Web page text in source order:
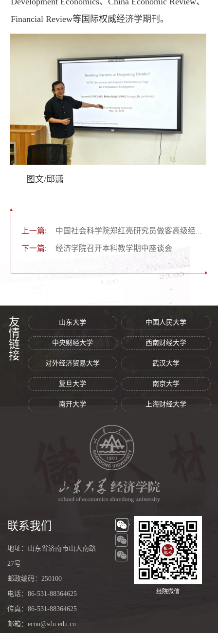
Financial Review等国际权威经济学期刊。
图文/邱潇
上一篇: 中国社会科学院郑红亮研究员做客高级经济学讲座
下一篇: 经济学院召开本科教学期中座谈会
友情链接 山东大学 中国人民大学
中央财经大学 西南财经大学
对外经济贸易大学 武汉大学
复旦大学 南京大学
南开大学 上海财经大学
联系我们
地址：山东省济南市山大南路
27号
邮政编码：250100
电话：86-531-88364625
传真：86-531-88364625
邮箱：econ@sdu.edu.cn
经院微信